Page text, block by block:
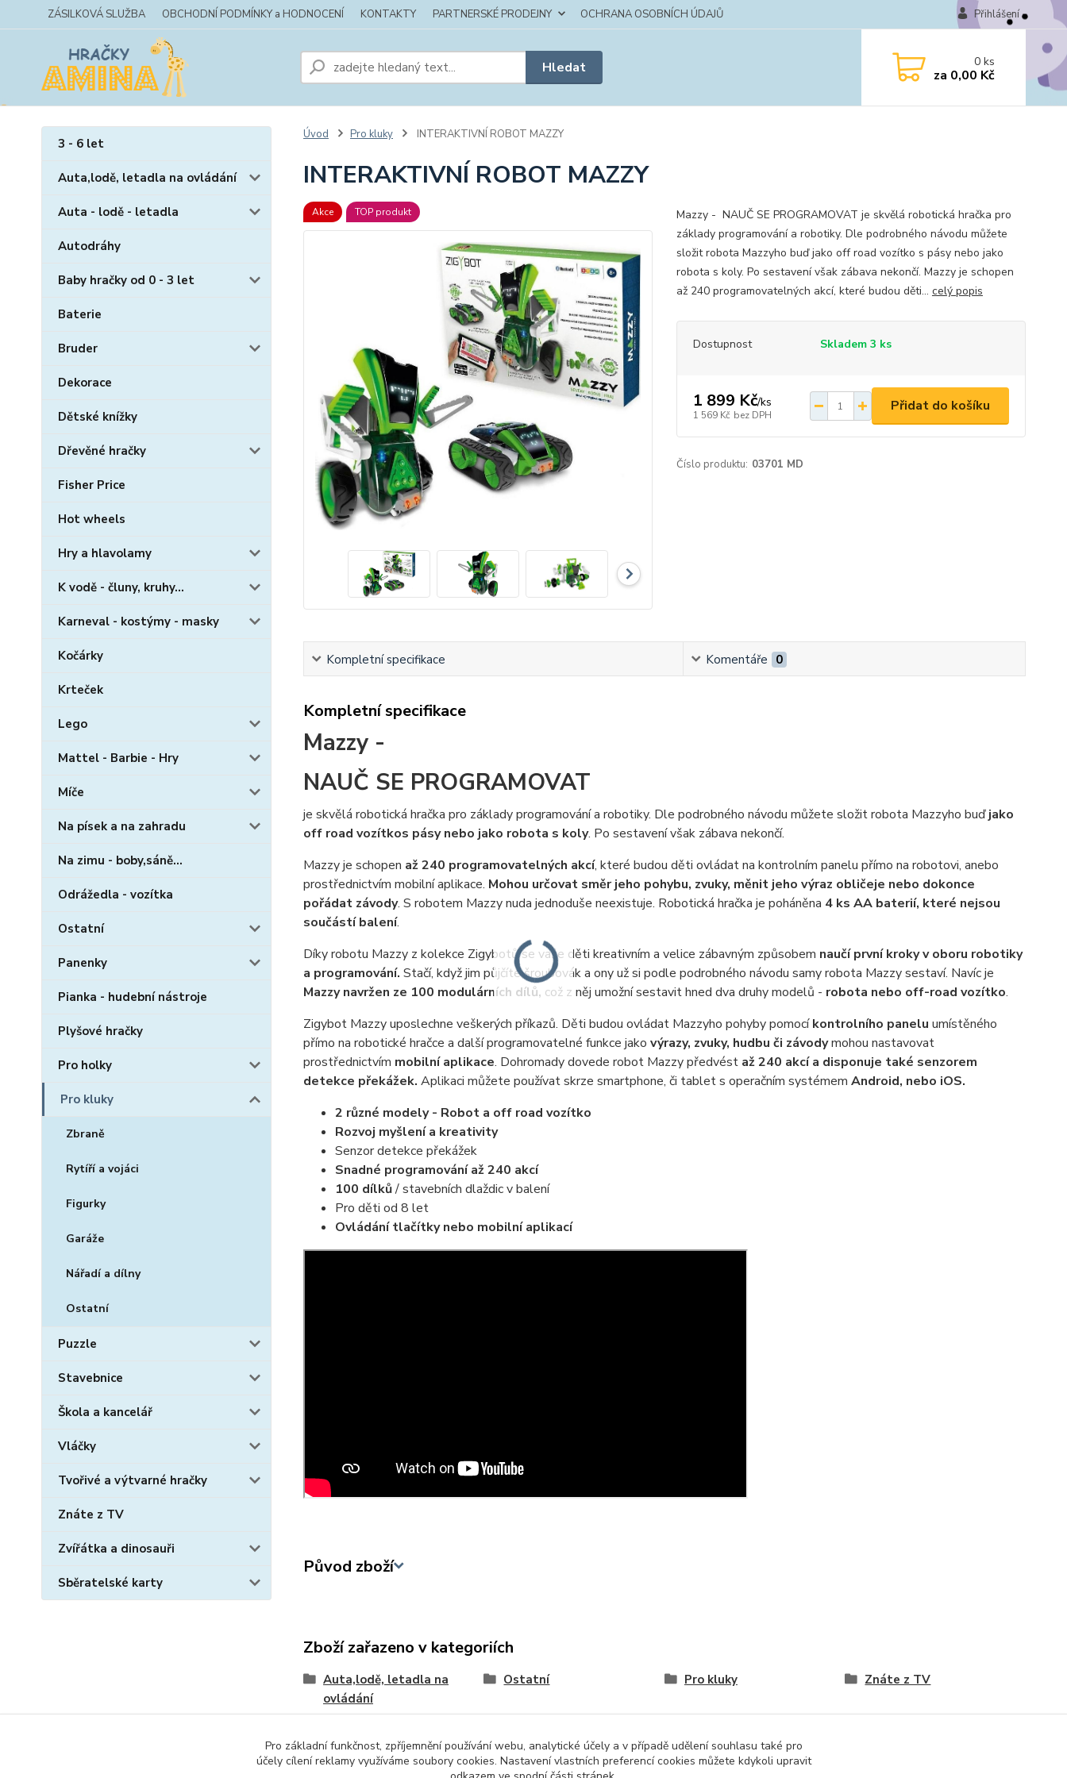
ZÁSILKOVÁ SLUŽBA OBCHODNÍ PODMÍNKY a HODNOCENÍ KONTAKTY PARTNERSKÉ PRODEJNY OCHRANA OSOBNÍCH ÚDAJŮ Přihlášení
Hledat 0ks
za 0,00 Kč
3 - 6 let
Auta,lodě, letadla na ovládání
Auta - lodě - letadla
Autodráhy
Baby hračky od 0 - 3 let
Baterie
Bruder
Dekorace
Dětské knížky
Dřevěné hračky
Fisher Price
Hot wheels
Hry a hlavolamy
K vodě - čluny, kruhy...
Karneval - kostýmy - masky
Kočárky
Krteček
Lego
Mattel - Barbie - Hry
Míče
Na písek a na zahradu
Na zimu - boby,sáně...
Odrážedla - vozítka
Ostatní
Panenky
Pianka - hudební nástroje
Plyšové hračky
Pro holky
Pro kluky
Zbraně
Rytíří a vojáci
Figurky
Garáže
Nářadí a dílny
Ostatní
Puzzle
Stavebnice
Škola a kancelář
Vláčky
Tvořivé a výtvarné hračky
Znáte z TV
Zvířátka a dinosauři
Sběratelské karty
Úvod Pro kluky INTERAKTIVNÍ ROBOT MAZZY
INTERAKTIVNÍ ROBOT MAZZY
Akce TOP produkt
Mazzy - NAUČ SE PROGRAMOVAT je skvělá robotická hračka pro
základy programování a robotiky. Dle podrobného návodu můžete
složit robota Mazzyho buď jako off road vozítko s pásy nebo jako
robota s koly. Po sestavení však zábava nekončí. Mazzy je schopen
až 240 programovatelných akcí, které budou děti... celý popis
Dostupnost Skladem 3 ks
1 899 Kč/ks
1 569 Kč bez DPH
Přidat do košíku
Číslo produktu: 03701 MD
Kompletní specifikace Komentáře 0
Kompletní specifikace
Mazzy -
NAUČ SE PROGRAMOVAT
je skvělá robotická hračka pro základy programování a robotiky. Dle podrobného návodu můžete složit robota Mazzyho buďjako
off road vozítkos pásy nebo jako robota s koly. Po sestavení však zábava nekončí.
Mazzy je schopen až 240 programovatelných akcí, které budou děti ovládat na kontrolním panelu přímo na robotovi, anebo
prostřednictvím mobilní aplikace. Mohou určovat směr jeho pohybu, zvuky, měnit jeho výraz obličeje nebo dokonce
pořádat závody. S robotem Mazzy nuda jednoduše neexistuje. Robotická hračka je poháněna 4 ks AA baterií, které nejsou
součástí balení.
Díky robotu Mazzy z kolekce Zigybotů se vaše děti kreativním a velice zábavným způsobem naučí první kroky v oboru robotiky
a programování. Stačí, když jim půjčíte šroubovák a ony už si podle podrobného návodu samy robota Mazzy sestaví. Navíc je
Mazzy navržen ze 100 modulárních dílů, což z něj umožní sestavit hned dva druhy modelů - robota nebo off-road vozítko.
Zigybot Mazzy uposlechne veškerých příkazů. Děti budou ovládat Mazzyho pohyby pomocíkontrolního panelu umístěného
přímo na robotické hračce a další programovatelné funkce jako výrazy, zvuky, hudbu či závodymohou nastavovat
prostřednictvím mobilní aplikace. Dohromady dovede robot Mazzy předvéstaž 240 akcí a disponuje také senzorem
detekce překážek. Aplikaci můžete používat skrze smartphone, či tablet s operačním systémem Android, nebo iOS.
2 různé modely - Robot a off road vozítko
Rozvoj myšlení a kreativity
Senzor detekce překážek
Snadné programování až 240 akcí
100 dílků/ stavebních dlaždicv balení
Pro děti od 8 let
Ovládání tlačítky nebo mobilní aplikací
Původ zboží
Zboží zařazeno v kategoriích
Auta,lodě, letadla na
ovládání
Ostatní Pro kluky Znáte z TV
Pro základní funkčnost, zpříjemnění používání webu, analytické účely a v případě udělení souhlasu také pro
účely cílení reklamy využíváme soubory cookies. Nastavení vlastních preferencí cookies můžete kdykoli upravit